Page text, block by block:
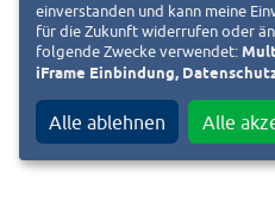
einverstanden und kann meine
für die Zukunft widerrufen oder
folgende Zwecke verwendet:
iFrame Einbindung,
Alle ablehnen Alle